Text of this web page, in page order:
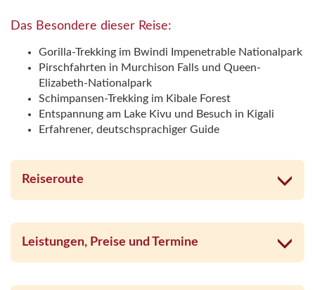
Das Besondere dieser Reise:
Gorilla-Trekking im Bwindi Impenetrable Nationalpark
Pirschfahrten in Murchison Falls und Queen-
Elizabeth-Nationalpark
Schimpansen-Trekking im Kibale Forest
Entspannung am Lake Kivu und Besuch in Kigali
Erfahrener, deutschsprachiger Guide
Reiseroute
Leistungen, Preise und Termine